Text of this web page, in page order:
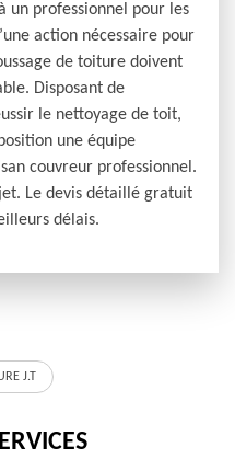
professionnel pour les
action nécessaire pour
de toiture doivent
Disposant de
le nettoyage de toit,
une équipe
couvreur professionnel.
Le devis détaillé gratuit
délais.
J.T